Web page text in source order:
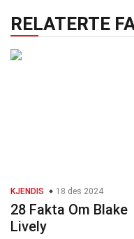
RELATERTE
KJENDIS 18 des 2024
28 Fakta Om Blake
Lively